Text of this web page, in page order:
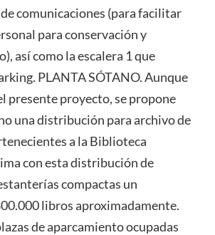
comunicaciones (para facilitar
para conservación y
así como la escalera 1 que
PLANTA SÓTANO. Aunque
presente proyecto, se propone
una distribución para archivo de
a la Biblioteca
con esta distribución de
compactas un
libros aproximadamente.
de aparcamiento ocupadas